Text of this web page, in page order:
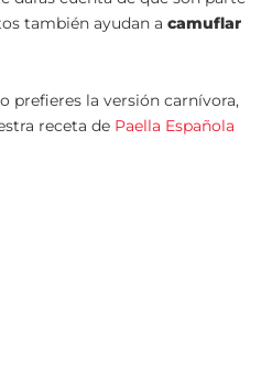
también ayudan acamuflar
prefieres la versión carnívora,
receta de Paella Española